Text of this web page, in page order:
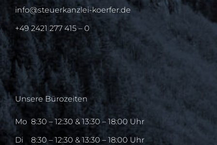
info@steuerkanzlei-koerfer.de
+49 2421 277 415 – 0
Unsere Bürozeiten
Mo8:30 – 12:30 & 13:30 – 18:00 Uhr
Di8:30 – 12:30 & 13:30 – 18:00 Uhr